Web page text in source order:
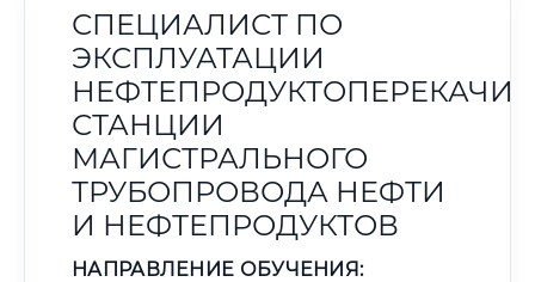
СПЕЦИАЛИСТ ПО
ЭКСПЛУАТАЦИИ
СТАНЦИИ
МАГИСТРАЛЬНОГО
ТРУБОПРОВОДА НЕФТИ
И НЕФТЕПРОДУКТОВ
НАПРАВЛЕНИЕ ОБУЧЕНИЯ: